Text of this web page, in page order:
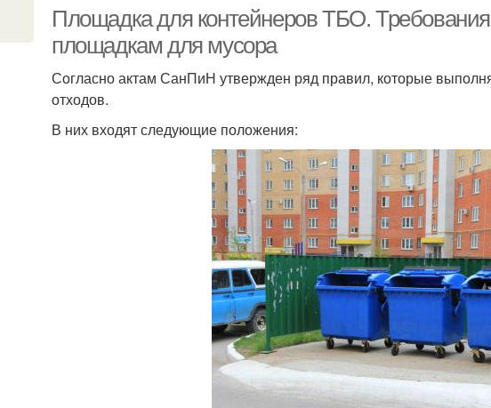
мусорных контейнеров
Площадка под
Контейнеры до детской
Санпины к площадкам
Площадка для контейнеров ТБО.
площадкам для мусора
Согласно актам СанПиН утвержден ряд правил, которые
отходов.
В них входят следующие положения: